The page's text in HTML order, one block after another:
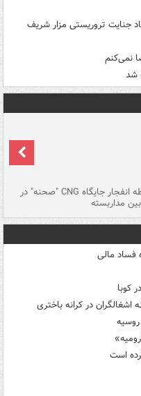
جنایت تروریستی مزار شریف
نمی‌کنم
لحظه انفجار جایگاه CNG "صحنه" در
مداربسته
فساد مالی
کوبا
در کرانه باختری
است